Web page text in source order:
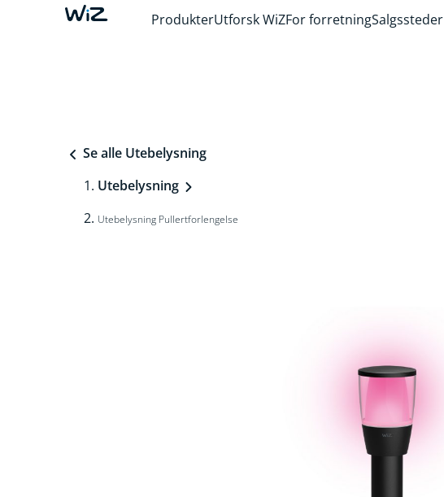
ProdukterUtforsk WiZFor forretningSalgssteder
Se alle Utebelysning
Utebelysning
Utebelysning Pullertforlengelse